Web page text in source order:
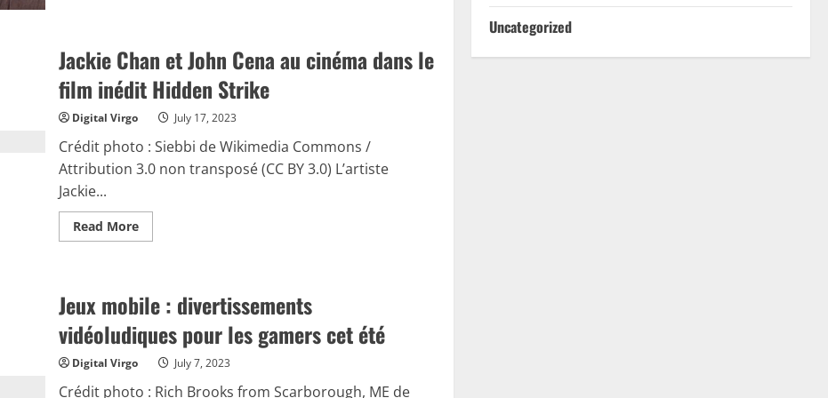
de
The
Witcher
est
Jackie Chan et John Cena au cinéma dans le
film inédit Hidden Strike
Digital Virgo July 17, 2023
Crédit photo : Siebbi de Wikimedia Commons /
Attribution 3.0 non transposé (CC BY 3.0) L’artiste
Jackie...
Read MoreRead
more
John
Cena
cinéma
dans
le
inédit
Jeux mobile : divertissements
vidéoludiques pour les gamers cet été
Digital Virgo July 7, 2023
Crédit photo : Rich Brooks from Scarborough, ME de
Uncategorized